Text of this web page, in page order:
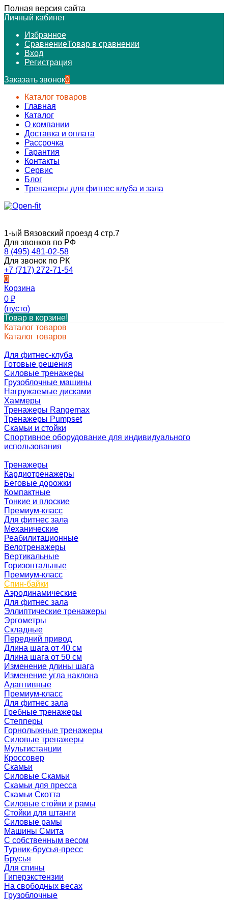
Полная версия сайта
Личный кабинет
Избранное
СравнениеТовар в сравнении
Вход
Регистрация
Заказать звонок0
Каталог товаров
Главная
Каталог
О компании
Доставка и оплата
Рассрочка
Гарантия
Контакты
Сервис
Блог
Тренажеры для фитнес клуба и зала
1-ый Вязовский проезд 4 стр.7
Для звонков по РФ
8 (495) 481-02-58
Для звонок по РК
+7 (717) 272-71-54
0
Корзина
0 ₽
(пусто)
Товар в корзине!
Каталог товаров
Каталог товаров
Для фитнес-клуба
Готовые решения
Силовые тренажеры
Грузоблочные машины
Нагружаемые дисками
Хаммеры
Тренажеры Rangemax
Тренажеры Pumpset
Скамьи и стойки
Спортивное оборудование для индивидуального
использования
Тренажеры
Кардиотренажеры
Беговые дорожки
Компактные
Тонкие и плоские
Премиум-класс
Для фитнес зала
Механические
Реабилитационные
Велотренажеры
Вертикальные
Горизонтальные
Премиум-класс
Спин-байки
Аэродинамические
Для фитнес зала
Эллиптические тренажеры
Эргометры
Складные
Передний привод
Длина шага от 40 см
Длина шага от 50 см
Изменение длины шага
Изменение угла наклона
Адаптивные
Премиум-класс
Для фитнес зала
Гребные тренажеры
Степперы
Горнолыжные тренажеры
Силовые тренажеры
Мультистанции
Кроссовер
Скамьи
Силовые Скамьи
Скамьи для пресса
Скамьи Скотта
Силовые стойки и рамы
Стойки для штанги
Силовые рамы
Машины Смита
C собственным весом
Турник-брусья-пресс
Брусья
Для спины
Гиперэкстензии
На свободных весах
Грузоблочные